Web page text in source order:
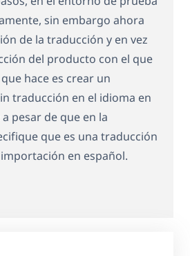
sin embargo ahora
de la traducción y en vez
del producto con el que
hace es crear un
traducción en el idioma en
pesar de que en la
que es una traducción
en español.